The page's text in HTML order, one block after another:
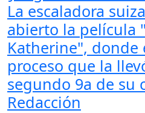
La escaladora
abierto la película
Katherine", donde
proceso que la
segundo 9a de su
Redacción